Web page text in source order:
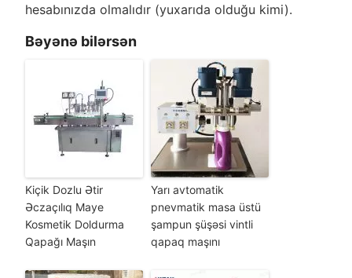
hesabınızda olmalıdır (yuxarıda olduğu kimi).
Bəyənə bilərsən
Kiçik Dozlu Ətir
Əczaçılıq Maye
Kosmetik Doldurma
Qapağı Maşın
Yarı avtomatik
pnevmatik masa üstü
şampun şüşəsi vintli
qapaq maşını